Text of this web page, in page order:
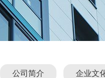
公司简介 企业文